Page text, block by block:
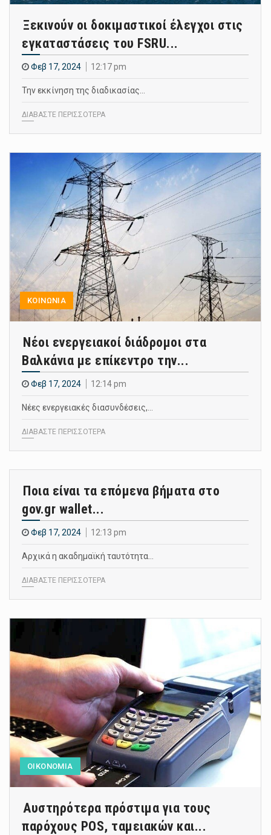
Ξεκινούν οι δοκιμαστικοί έλεγχοι στις
εγκαταστάσεις του FSRU...
Φεβ 17, 2024 12:17 pm
Την εκκίνηση της διαδικασίας…
ΔΙΑΒΑΣΤΕ ΠΕΡΙΣΣΟΤΕΡΑ
ΚΟΙΝΩΝΙΑ
Νέοι ενεργειακοί διάδρομοι στα
Βαλκάνια με επίκεντρο την...
Φεβ 17, 2024 12:14 pm
Νέες ενεργειακές διασυνδέσεις,…
ΔΙΑΒΑΣΤΕ ΠΕΡΙΣΣΟΤΕΡΑ
Ποια είναι τα επόμενα βήματα στο
gov.gr wallet...
Φεβ 17, 2024 12:13 pm
Αρχικά η ακαδημαϊκή ταυτότητα…
ΔΙΑΒΑΣΤΕ ΠΕΡΙΣΣΟΤΕΡΑ
ΟΙΚΟΝΟΜΙΑ
Αυστηρότερα πρόστιμα για τους
παρόχους POS, ταμειακών και...